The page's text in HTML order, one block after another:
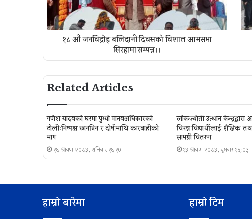
१८ औं जनविद्रोह बलिदानी दिवसको विशाल आमसभा
सिरहामा सम्पन्न।।
Related Articles
गणेश यादवको घरमा पुग्याे मानवअधिकारकाे
टोली:निष्पक्ष छानबिन र दोषीमाथि कारबाहीको
माग
१६ श्रावण २०८३, शनिबार १६:१०
लोकज्योती उत्थान केन्द्रद्वारा
विपन्न विद्यार्थीलाई शैक्षिक
सामग्री वितरण
१३ श्रावण २०८३, बुधबार १६:०३
हाम्रो बारेमा हाम्रो टिम